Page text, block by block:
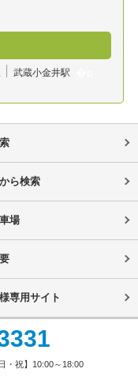
武蔵小金井駅
ら検索
場
専用サイト
・祝】10:00～18:00